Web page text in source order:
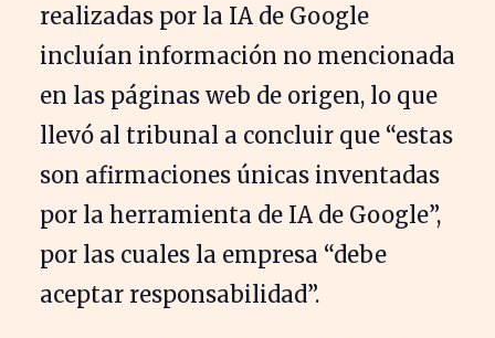
realizadas por la IA de Google
incluían información no mencionada
en las páginas web de origen, lo que
llevó al tribunal a concluir que “estas
son afirmaciones únicas inventadas
por la herramienta de IA de Google”,
por las cuales la empresa “debe
aceptar responsabilidad”.